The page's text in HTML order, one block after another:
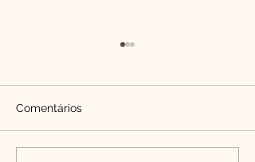
JESUS TE AMA!
Comentários